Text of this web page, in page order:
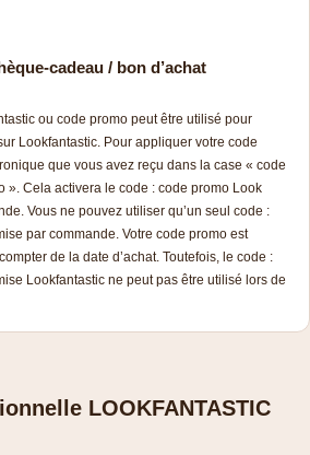
cadeau / bon d’achat
ou code promo peut être utilisé pour
Lookfantastic. Pour appliquer votre code
que vous avez reçu dans la case « code
». Cela activera le code : code promo Look
Vous ne pouvez utiliser qu’un seul code :
par commande. Votre code promo est
de la date d’achat. Toutefois, le code :
Lookfantastic ne peut pas être utilisé lors de
LOOKFANTASTIC